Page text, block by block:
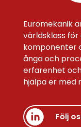
Euromekanik
världsklass
komponenter
ånga och
erfarenhet
hjälpa er med
Följ